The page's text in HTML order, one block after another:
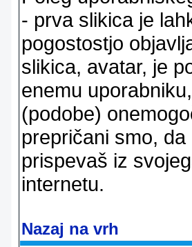
- prva slikica je
pogostostjo
slikica, avatar, je
enemu
(podobe)
prepričani smo,
prispevaš iz
internetu.
Nazaj na vrh